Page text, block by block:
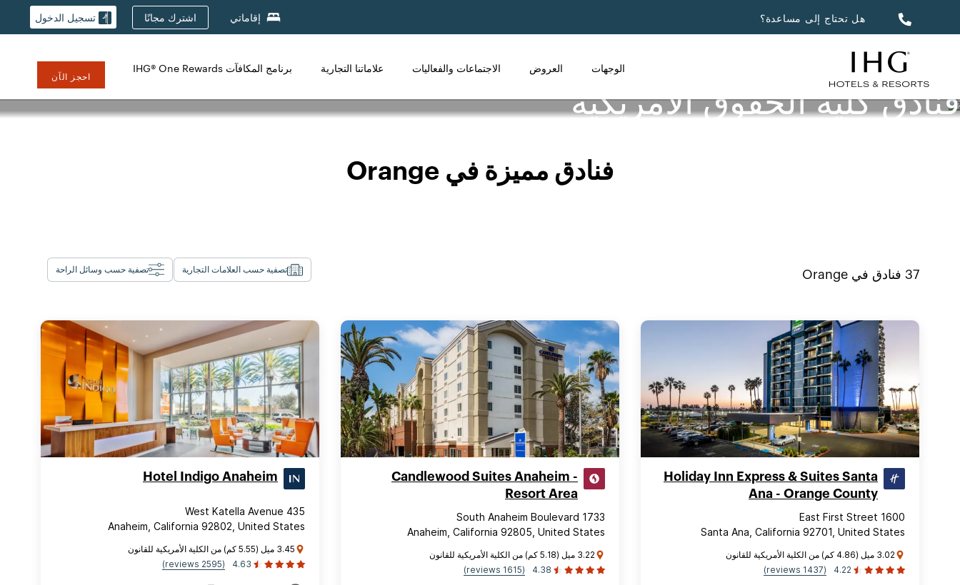
هل تحتاج إلى مساعدة؟ إقاماتي اشترك مجانًا تسجيل الدخول
الوجهات العروض الاجتماعات والفعاليات علاماتنا التجارية برنامج المكافآت IHG® One Rewards
احجز الآن
فنادق كلية الحقوق الأمريكية
فنادق مميزة في Orange
37 فنادق في Orange تصفية حسب العلامات التجارية تصفية حسب وسائل الراحة
Holiday Inn Express & Suites Santa
Ana - Orange County
1600 East First Street
Santa Ana, California 92701, United States
3.02 ميل (4.86 كم) من الكلية الأمريكية للقانون
4.22
(1437 reviews)
Candlewood Suites Anaheim -
Resort Area
1733 South Anaheim Boulevard
Anaheim, California 92805, United States
3.22 ميل (5.18 كم) من الكلية الأمريكية للقانون
4.38
(1615 reviews)
Hotel Indigo Anaheim
435 West Katella Avenue
Anaheim, California 92802, United States
3.45 ميل (5.55 كم) من الكلية الأمريكية للقانون
4.63
(2595 reviews)